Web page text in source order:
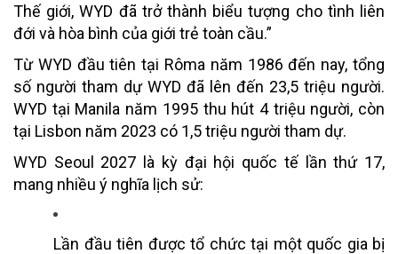
Thế giới, WYD đã trở thành biểu tượng cho tình liên
đới và hòa bình của giới trẻ toàn cầu.”
Từ WYD đầu tiên tại Rôma năm 1986 đến nay, tổng
số người tham dự WYD đã lên đến 23,5 triệu người.
WYD tại Manila năm 1995 thu hút 4 triệu người, còn
tại Lisbon năm 2023 có 1,5 triệu người tham dự.
WYD Seoul 2027 là kỳ đại hội quốc tế lần thứ 17,
mang nhiều ý nghĩa lịch sử:
Lần đầu tiên được tổ chức tại một quốc gia bị